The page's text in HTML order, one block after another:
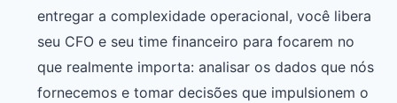
entregar a complexidade operacional, você libera
seu CFO e seu time financeiro para focarem no
que realmente importa: analisar os dados que nós
fornecemos e tomar decisões que impulsionem o